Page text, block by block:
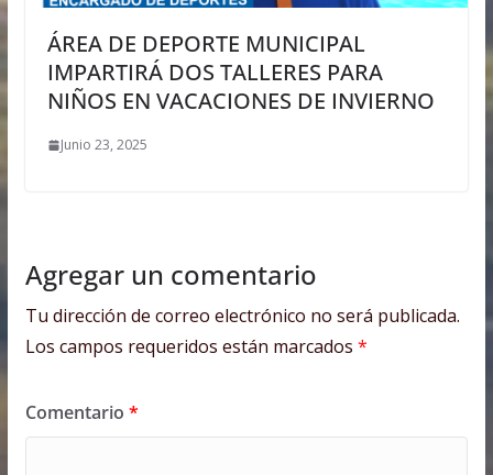
ÁREA DE DEPORTE MUNICIPAL
IMPARTIRÁ DOS TALLERES PARA
NIÑOS EN VACACIONES DE INVIERNO
Junio 23, 2025
Agregar un comentario
Tu dirección de correo electrónico no será publicada.
Los campos requeridos están marcados *
Comentario *